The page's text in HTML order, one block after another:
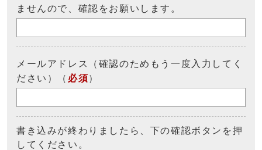
ませんので、確認をお願いします。
メールアドレス（確認のためもう一度入力してく
ださい）（ 必須）
書き込みが終わりましたら、下の確認ボタンを押
してください。